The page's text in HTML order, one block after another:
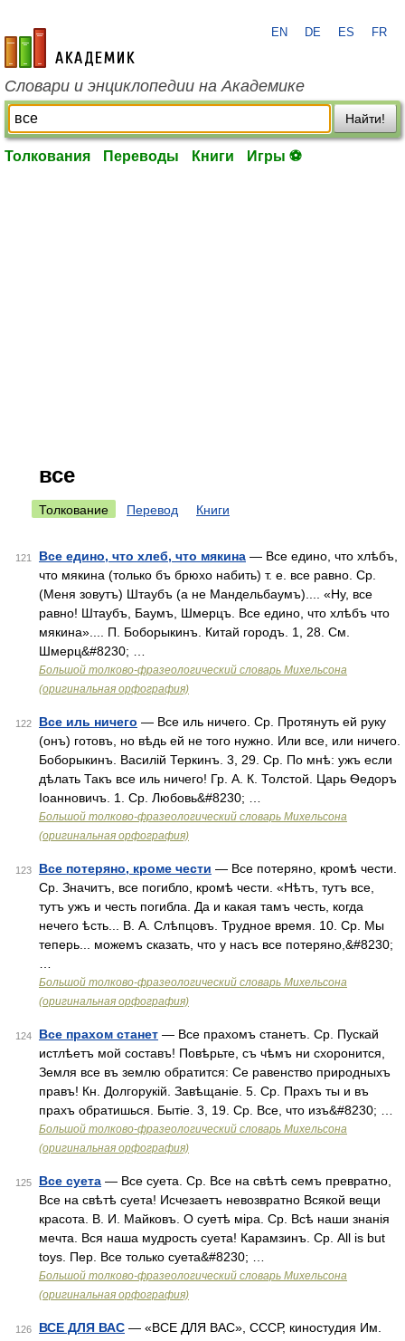
academic.ru
EN DE ES FR
Словари и энциклопедии на Академике
Найти!
Толкования Переводы Книги Игры ⚽
все
Толкование Перевод Книги
121 Все едино, что хлеб, что мякина — Все едино, что хлѣбъ,
что мякина (только бъ брюхо набить) т. е. все равно. Ср.
(Меня зовутъ) Штаубъ (а не Мандельбаумъ).... «Ну, все
равно! Штаубъ, Баумъ, Шмерцъ. Все едино, что хлѣбъ что
мякина».... П. Боборыкинъ. Китай городъ. 1, 28. См.
Шмерц&#8230; …
Большой толково-фразеологический словарь Михельсона
(оригинальная орфография)
122 Все иль ничего — Все иль ничего. Ср. Протянуть ей руку
(онъ) готовъ, но вѣдь ей не того нужно. Или все, или ничего.
Боборыкинъ. Василій Теркинъ. 3, 29. Ср. По мнѣ: ужъ если
дѣлать Такъ все иль ничего! Гр. А. К. Толстой. Царь Ѳедоръ
Іоанновичъ. 1. Ср. Любовь&#8230; …
Большой толково-фразеологический словарь Михельсона
(оригинальная орфография)
123 Все потеряно, кроме чести — Все потеряно, кромѣ чести.
Ср. Значитъ, все погибло, кромѣ чести. «Нѣтъ, тутъ все,
тутъ ужъ и честь погибла. Да и какая тамъ честь, когда
нечего ѣсть... В. А. Слѣпцовъ. Трудное время. 10. Ср. Мы
теперь... можемъ сказать, что у насъ все потеряно,&#8230;
Большой толково-фразеологический словарь Михельсона
(оригинальная орфография)
124 Все прахом станет — Все прахомъ станетъ. Ср. Пускай
истлѣетъ мой составъ! Повѣрьте, съ чѣмъ ни схоронится,
Земля все въ землю обратится: Се равенство природныхъ
правъ! Кн. Долгорукій. Завѣщаніе. 5. Ср. Прахъ ты и въ
прахъ обратишься. Бытіе. 3, 19. Ср. Все, что изъ&#8230; …
Большой толково-фразеологический словарь Михельсона
(оригинальная орфография)
125 Все суета — Все суета. Ср. Все на свѣтѣ семъ превратно,
Все на свѣтѣ суета! Исчезаетъ невозвратно Всякой вещи
красота. В. И. Майковъ. О суетѣ міра. Ср. Всѣ наши знанія
мечта. Вся наша мудрость суета! Карамзинъ. Ср. All is but
toys. Пер. Все только суета&#8230; …
Большой толково-фразеологический словарь Михельсона
(оригинальная орфография)
126 ВСЕ ДЛЯ ВАС — «ВСЕ ДЛЯ ВАС», СССР, киностудия Им.